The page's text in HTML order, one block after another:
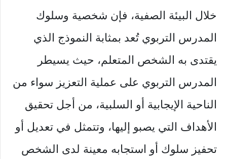
خلال البيئة الصفية، فإن شخصية وسلوك
المدرس التربوي تُعد بمثابة النموذج الذي
يقتدى به الشخص المتعلم، حيث يسيطر
المدرس التربوي على عملية التعزيز سواء من
الناحية الإيجابية أو السلبية، من أجل تحقيق
الأهداف التي يصبو إليها، وتتمثل في تعديل أو
تحفيز سلوك أو استجابه معينة لدى الشخص